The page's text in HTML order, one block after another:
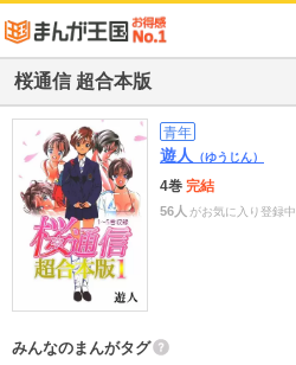
桜通信 超合本版
青年
遊人 （ゆうじん）
4巻 完結
56人 がお気に入り登録中
みんなのまんがタグ